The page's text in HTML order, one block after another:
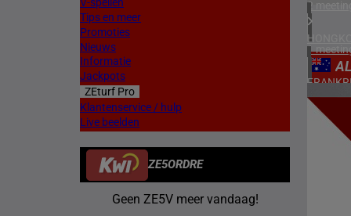
Tips en meer
Promoties
Nieuws
Informatie
Jackpots
ZEturf Pro
Klantenservice / hulp
Live beelden
ZE5ORDRE
Geen ZE5V meer vandaag!
2
1
1
6
27/04/